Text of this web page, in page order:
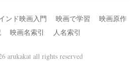
ンド映画入門 映画で学習
映画原作
映画名索引 人名索引
arukakat all rights reserved